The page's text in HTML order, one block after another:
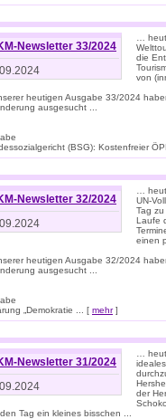
Newsletter 33/2024
…
die
von
heutigen Ausgabe 33/2024
ausgesucht ...
(BSG): Kostenfreier
Newsletter 32/2024
…
UN-
Tag
Laufe
einen
heutigen Ausgabe 32/2024
ausgesucht ...
„Demokratie ... [ mehr]
Newsletter 31/2024
…
der
Tag ein kleines bisschen ...